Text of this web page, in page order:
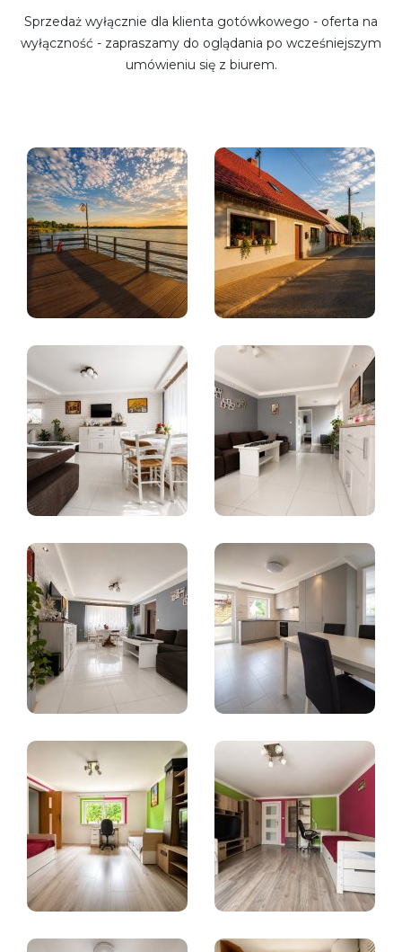
Sprzedaż wyłącznie dla klienta gotówkowego - oferta na
wyłączność - zapraszamy do oglądania po wcześniejszym
umówieniu się z biurem.